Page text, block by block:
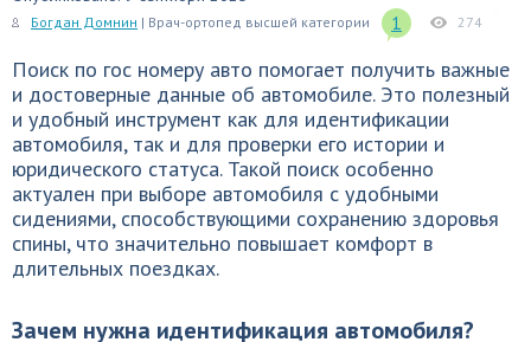
Богдан Домнин | Врач-ортопед высшей категории 1 274
Поиск по гос номеру авто помогает получить важные
и достоверные данные об автомобиле. Это полезный
и удобный инструмент как для идентификации
автомобиля, так и для проверки его истории и
юридического статуса. Такой поиск особенно
актуален при выборе автомобиля с удобными
сидениями, способствующими сохранению здоровья
спины, что значительно повышает комфорт в
длительных поездках.
Зачем нужна идентификация автомобиля?